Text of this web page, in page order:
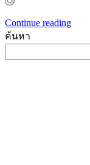
Continue reading
ค้นหา